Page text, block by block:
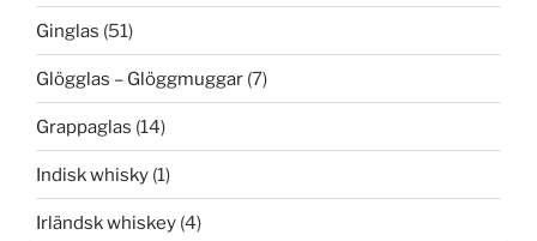
Ginglas (51)
Glögglas – Glöggmuggar (7)
Grappaglas (14)
Indisk whisky (1)
Irländsk whiskey (4)